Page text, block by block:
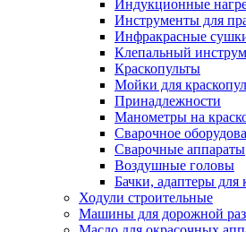
Индукционные
Инструменты для
Инфракрасные
Клепальный
Краскопульты
Мойки для
Принадлежности
Манометры на
Сварочное
Сварочные аппараты
Воздушные головы
Бачки, адаптеры для
Ходули строительные
Машины для дорожной